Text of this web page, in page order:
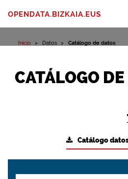
OPENDATA.BIZKAIA.EUS
Inicio Datos Catálogo de datos
CATÁLOGO
Catálogo